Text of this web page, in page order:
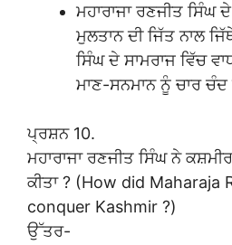
ਮਹਾਰਾਜਾ ਰਣਜੀਤ ਸਿੰਘ
ਮੁਲਤਾਨ ਦੀ ਜਿੱਤ ਨਾਲ
ਸਿੰਘ ਦੇ ਸਾਮਰਾਜ ਵਿੱਚ
ਮਾਣ-ਸਨਮਾਨ ਨੂੰ ਚਾਰ
ਪ੍ਰਸ਼ਨ 10.
ਮਹਾਰਾਜਾ ਰਣਜੀਤ ਸਿੰਘ ਨੇ
ਕੀਤਾ ? (How did Maharaja
conquer Kashmir ?)
ਉੱਤਰ-